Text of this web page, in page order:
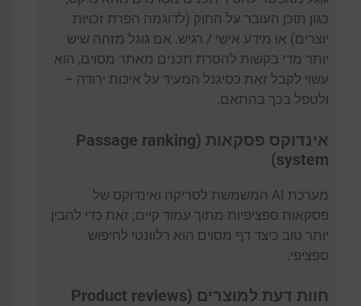
כגון תוכן העובר על החוק (לדוגמה הפרת זכויות
יוצרים) או מידע אישי / רגיש. אם גוגל מזהה שיש
יותר מדי בקשות להסרת תכנים מאתר מסוים, הוא
עשוי לקבל זאת כסיגנל המעיד על איכות ירודה –
ולטפל בכך בהתאם.
אינדוקס פסקאות (Passage ranking
system)
מערכת AI המשמשת לסריקה ואינדוקס של
פסקאות ספציפיות מתוך עמוד קיים; זאת כדי להבין
יותר טוב כיצד דף מסוים הוא רלוונטי לחיפוש
ספציפי.
חוות דעת למוצרים (Product reviews